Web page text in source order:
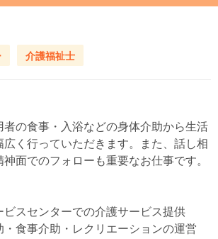
介護福祉士
者の食事・入浴などの身体介助から生活
広く行っていただきます。また、話し相
面でのフォローも重要なお仕事です。
ビスセンターでの介護サービス提供
・食事介助・レクリエーションの運営